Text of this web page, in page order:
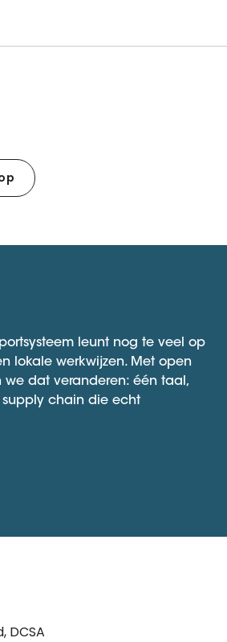
leunt nog te veel op
lokale werkwijzen. Met open
dat veranderen: één taal,
chain die echt
DCSA